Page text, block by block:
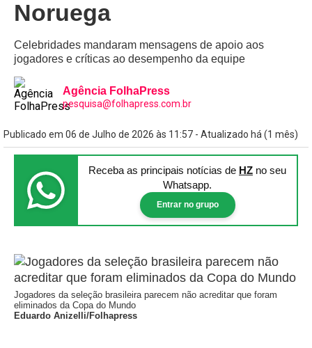
Noruega
Celebridades mandaram mensagens de apoio aos
jogadores e críticas ao desempenho da equipe
Agência FolhaPress
pesquisa@folhapress.com.br
Publicado em 06 de Julho de 2026 às 11:57 - Atualizado há (1 mês)
Receba as principais notícias de HZ no seu
Whatsapp.
Entrar no grupo
Jogadores da seleção brasileira parecem não acreditar que foram
eliminados da Copa do Mundo
Eduardo Anizelli/Folhapress